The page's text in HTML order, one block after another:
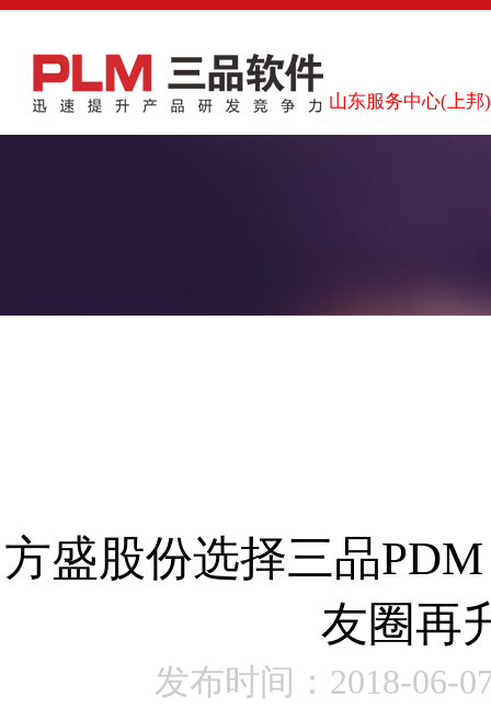
山东服务中心(上邦)
方盛股份选择三品
友圈再
发布时间：2018-06-